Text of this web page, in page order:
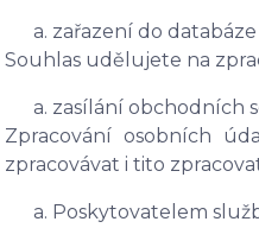
zařazení do
Souhlas udělujete na
zasílání obchodních
Zpracování osobních
zpracovávat i tito
Poskytovatelem